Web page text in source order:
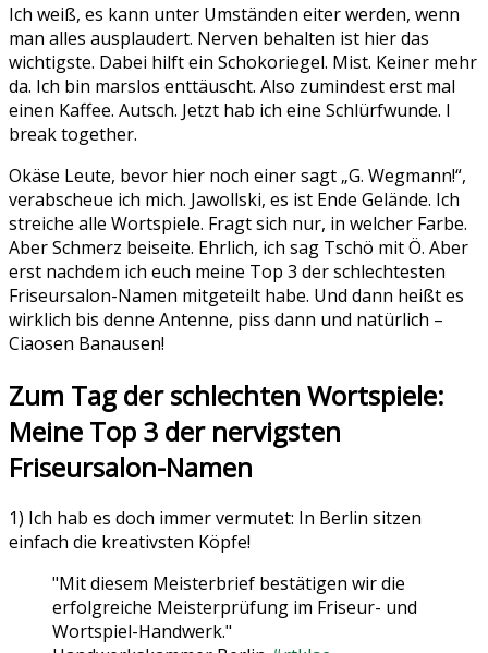
Ich weiß, es kann unter Umständen eiter werden, wenn
man alles ausplaudert. Nerven behalten ist hier das
wichtigste. Dabei hilft ein Schokoriegel. Mist. Keiner mehr
da. Ich bin marslos enttäuscht. Also zumindest erst mal
einen Kaffee. Autsch. Jetzt hab ich eine Schlürfwunde. I
break together.
Okäse Leute, bevor hier noch einer sagt „G. Wegmann!“,
verabscheue ich mich. Jawollski, es ist Ende Gelände. Ich
streiche alle Wortspiele. Fragt sich nur, in welcher Farbe.
Aber Schmerz beiseite. Ehrlich, ich sag Tschö mit Ö. Aber
erst nachdem ich euch meine Top 3 der schlechtesten
Friseursalon-Namen mitgeteilt habe. Und dann heißt es
wirklich bis denne Antenne, piss dann und natürlich –
Ciaosen Banausen!
Zum Tag der schlechten Wortspiele:
Meine Top 3 der nervigsten
Friseursalon-Namen
1) Ich hab es doch immer vermutet: In Berlin sitzen
einfach die kreativsten Köpfe!
"Mit diesem Meisterbrief bestätigen wir die
erfolgreiche Meisterprüfung im Friseur- und
Wortspiel-Handwerk."